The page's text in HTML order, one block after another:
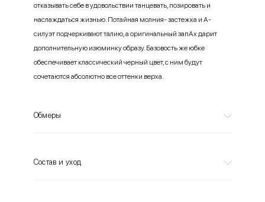
отказывать себе в удовольствии танцевать, позировать и
наслаждаться жизнью. Потайная молния- застежка и А-
силуэт подчеркивают талию, а оригинальный запАх дарит
дополнительную изюминку образу. Базовость же юбке
обеспечивает классический черный цвет, с ним будут
сочетаются абсолютно все оттенки верха.
Обмеры
Состав и уход